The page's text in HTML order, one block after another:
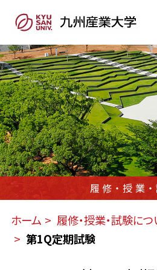
履修・授業
ホーム 履修・授業・試験につ
第1Q定期試験